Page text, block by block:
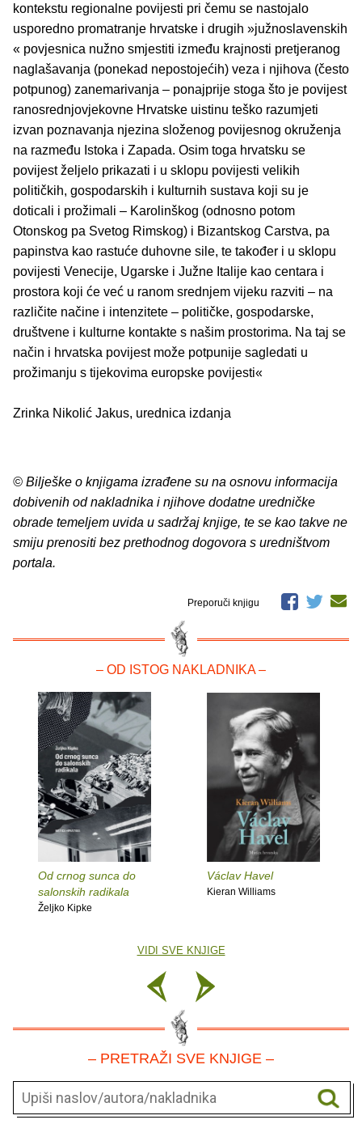
kontekstu regionalne povijesti pri čemu se nastojalo
usporedno promatranje hrvatske i drugih »južnoslavenskih
« povjesnica nužno smjestiti između krajnosti pretjeranog
naglašavanja (ponekad nepostojećih) veza i njihova (često
potpunog) zanemarivanja – ponajprije stoga što je povijest
ranosrednjovjekovne Hrvatske uistinu teško razumjeti
izvan poznavanja njezina složenog povijesnog okruženja
na razmeđu Istoka i Zapada. Osim toga hrvatsku se
povijest željelo prikazati i u sklopu povijesti velikih
političkih, gospodarskih i kulturnih sustava koji su je
doticali i prožimali – Karolinškog (odnosno potom
Otonskog pa Svetog Rimskog) i Bizantskog Carstva, pa
papinstva kao rastuće duhovne sile, te također i u sklopu
povijesti Venecije, Ugarske i Južne Italije kao centara i
prostora koji će već u ranom srednjem vijeku razviti – na
različite načine i intenzitete – političke, gospodarske,
društvene i kulturne kontakte s našim prostorima. Na taj se
način i hrvatska povijest može potpunije sagledati u
prožimanju s tijekovima europske povijesti«
Zrinka Nikolić Jakus, urednica izdanja
© Bilješke o knjigama izrađene su na osnovu informacija
dobivenih od nakladnika i njihove dodatne uredničke
obrade temeljem uvida u sadržaj knjige, te se kao takve ne
smiju prenositi bez prethodnog dogovora s uredništvom
portala.
Preporuči knjigu
– OD ISTOG NAKLADNIKA –
Od crnog sunca do
salonskih radikala
Željko Kipke
Václav Havel
Kieran Williams
VIDI SVE KNJIGE
– PRETRAŽI SVE KNJIGE –